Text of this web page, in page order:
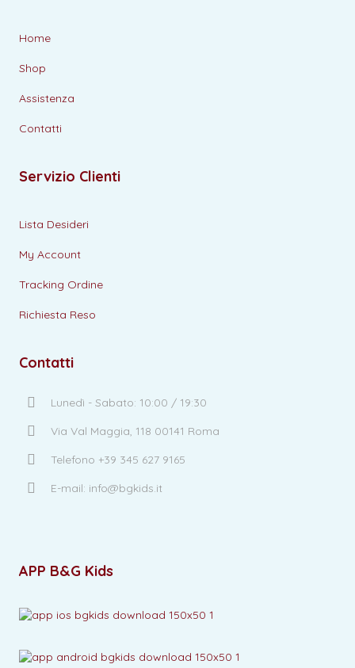
Home
Shop
Assistenza
Contatti
Servizio Clienti
Lista Desideri
My Account
Tracking Ordine
Richiesta Reso
Contatti
Lunedì - Sabato: 10:00 / 19:30
Via Val Maggia, 118 00141 Roma
Telefono +39 345 627 9165
E-mail: info@bgkids.it
APP B&G Kids